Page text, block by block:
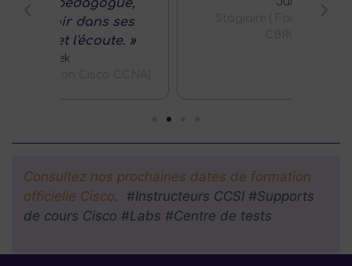
Stagiaire ( Formation Cisco
Consultez nos prochaines dates de formation
officielle Cisco. #Instructeurs CCSI #Supports
de cours Cisco #Labs #Centre de tests